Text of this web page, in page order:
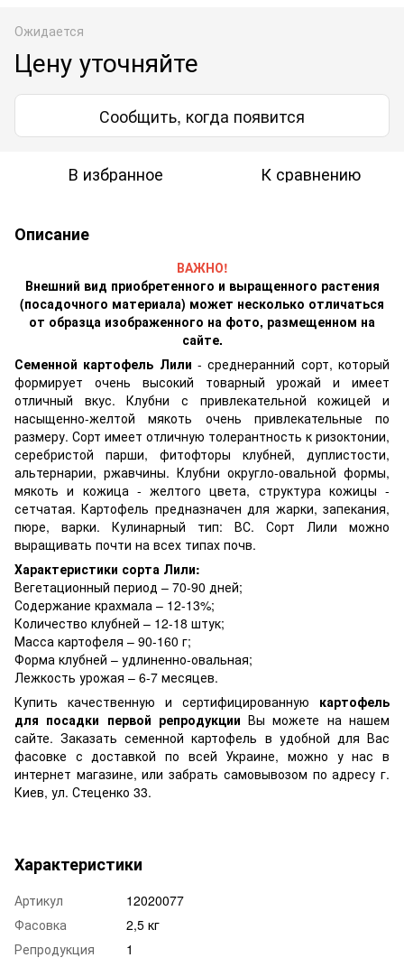
Ожидается
Цену уточняйте
Сообщить, когда появится
В избранное К сравнению
Описание
ВАЖНО!
Внешний вид приобретенного и выращенного растения
(посадочного материала) может несколько отличаться
от образца изображенного на фото, размещенном на
сайте.
Семенной картофель Лили - среднеранний сорт, который
формирует очень высокий товарный урожай и имеет
отличный вкус. Клубни с привлекательной кожицей и
насыщенно-желтой мякоть очень привлекательные по
размеру. Сорт имеет отличную толерантность к ризоктонии,
серебристой парши, фитофторы клубней, дуплистости,
альтернарии, ржавчины. Клубни округло-овальной формы,
мякоть и кожица - желтого цвета, структура кожицы -
сетчатая. Картофель предназначен для жарки, запекания,
пюре, варки. Кулинарный тип: ВС. Сорт Лили можно
выращивать почти на всех типах почв.
Характеристики сорта Лили:
Вегетационный период – 70-90 дней;
Содержание крахмала – 12-13%;
Количество клубней – 12-18 штук;
Масса картофеля – 90-160 г;
Форма клубней – удлиненно-овальная;
Лежкость урожая – 6-7 месяцев.
Купить качественную и сертифицированную картофель
для посадки первой репродукции Вы можете на нашем
сайте. Заказать семенной картофель в удобной для Вас
фасовке с доставкой по всей Украине, можно у нас в
интернет магазине, или забрать самовывозом по адресу г.
Киев, ул. Стеценко 33.
Характеристики
Артикул
12020077
Фасовка
2,5 кг
Репродукция
1